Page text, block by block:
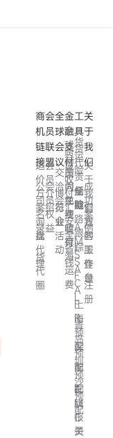
商
机
链
接
运
价
方
案
公
司
名
录
询
盘
找
代
理
货
代
圈
会
员
联
盟
会
员
介
绍
会
员
权
益
全
球
会
议
交
洽
会
博
览
会
行
业
活
动
金
融
支
付
全
球
会
员
间
免
费
结
算
跨
境
收
付
汇
安
全
省
钱
国
内
在
线
收
付
海
运
费
工
具
货
运
险
货
代
责
任
险
船
期
全
链
路
跟
踪
A
M
S
I
S
F
A
C
L
A
F
R
上
海
预
配
青
岛
预
配
深
圳
预
配
南
沙
预
配
在
线
报
关
F
M
C
资
关
于
我
们
关
于
我
们
成
功
案
例
官
方
客
服
我
的
工
作
台
登
录
注
册